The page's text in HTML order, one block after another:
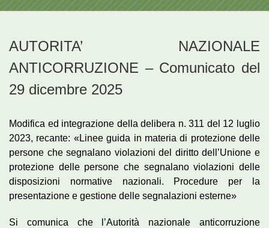
AUTORITA’ NAZIONALE
ANTICORRUZIONE – Comunicato del
29 dicembre 2025
Modifica ed integrazione della delibera n. 311 del 12 luglio
2023, recante: «Linee guida in materia di protezione delle
persone che segnalano violazioni del diritto dell’Unione e
protezione delle persone che segnalano violazioni delle
disposizioni normative nazionali. Procedure per la
presentazione e gestione delle segnalazioni esterne»
Si comunica che l’Autorità nazionale anticorruzione